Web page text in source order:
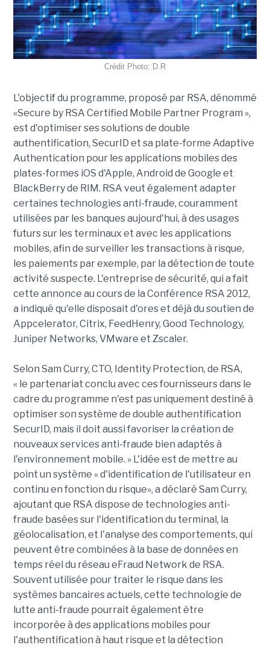
Crédit Photo: D.R
L'objectif du programme, proposé par RSA, dénommé
«Secure by RSA Certified Mobile Partner Program »,
est d'optimiser ses solutions de double
authentification, SecurID et sa plate-forme Adaptive
Authentication pour les applications mobiles des
plates-formes iOS d'Apple, Android de Google et
BlackBerry de RIM. RSA veut également adapter
certaines technologies anti-fraude, couramment
utilisées par les banques aujourd'hui, à des usages
futurs sur les terminaux et avec les applications
mobiles, afin de surveiller les transactions à risque,
les paiements par exemple, par la détection de toute
activité suspecte. L'entreprise de sécurité, qui a fait
cette annonce au cours de la Conférence RSA 2012,
a indiqué qu'elle disposait d'ores et déjà du soutien de
Appcelerator, Citrix, FeedHenry, Good Technology,
Juniper Networks, VMware et Zscaler.
Selon Sam Curry, CTO, Identity Protection, de RSA,
« le partenariat conclu avec ces fournisseurs dans le
cadre du programme n'est pas uniquement destiné à
optimiser son système de double authentification
SecurID, mais il doit aussi favoriser la création de
nouveaux services anti-fraude bien adaptés à
l'environnement mobile. » L'idée est de mettre au
point un système « d'identification de l'utilisateur en
continu en fonction du risque», a déclaré Sam Curry,
ajoutant que RSA dispose de technologies anti-
fraude basées sur l'identification du terminal, la
géolocalisation, et l'analyse des comportements, qui
peuvent être combinées à la base de données en
temps réel du réseau eFraud Network de RSA.
Souvent utilisée pour traiter le risque dans les
systèmes bancaires actuels, cette technologie de
lutte anti-fraude pourrait également être
incorporée à des applications mobiles pour
l'authentification à haut risque et la détection